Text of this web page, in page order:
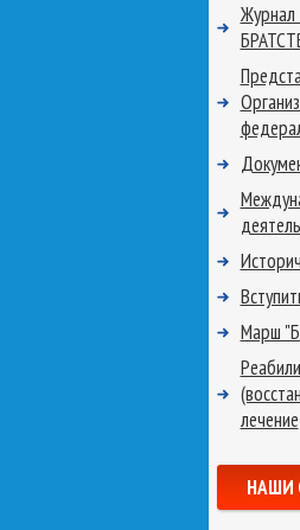
Марш
лечение
НАШИ